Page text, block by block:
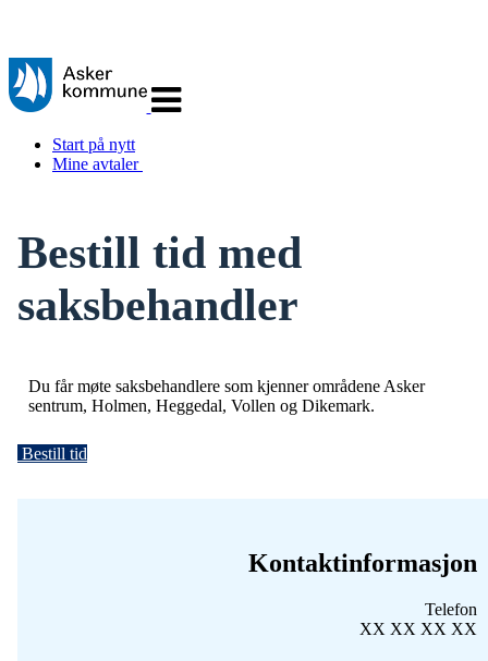
navigasjon
Start på nytt
Mine avtaler
Bestill tid med
saksbehandler
Du får møte saksbehandlere som kjenner områdene Asker
sentrum, Holmen, Heggedal, Vollen og Dikemark.
Bestill tid
Kontaktinformasjon
Telefon
XX XX XX XX